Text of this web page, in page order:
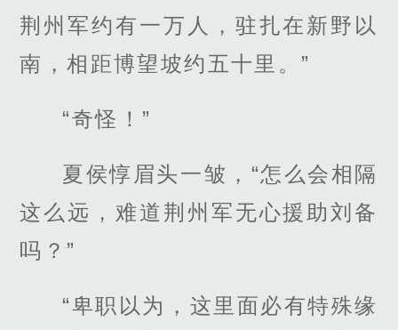
荆州军约有一万人，驻扎在新野以
南，相距博望坡约五十里。”
“奇怪！”
夏侯惇眉头一皱，“怎么会相隔
这么远，难道荆州军无心援助刘备
吗？”
“卑职以为，这里面必有特殊缘